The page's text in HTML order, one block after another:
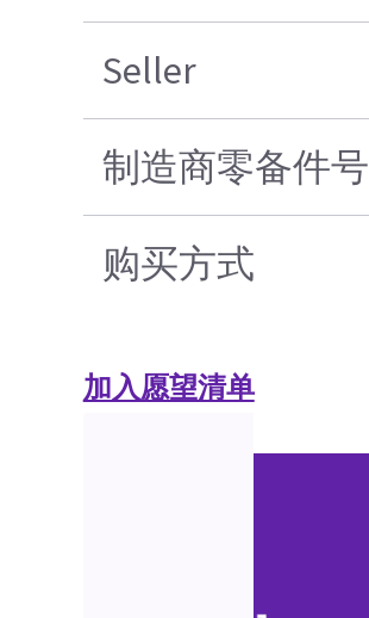
Seller
制造商零备件号
购买方式
加入愿望清单